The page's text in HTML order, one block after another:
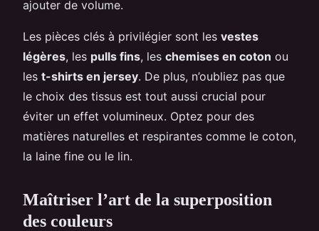
ajouter de volume.
Les pièces clés à privilégier sont les vestes
légères, les pulls fins, les chemises en coton ou
les t-shirts en jersey. De plus, n’oubliez pas que
le choix des tissus est tout aussi crucial pour
éviter un effet volumineux. Optez pour des
matières naturelles et respirantes comme le coton,
la laine fine ou le lin.
Maîtriser l’art de la superposition
des couleurs